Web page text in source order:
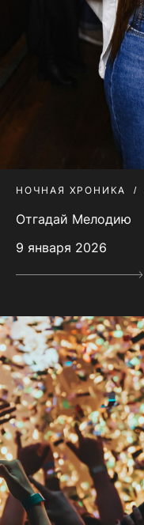
НОЧНАЯ ХРОНИКА
Отгадай Мелодию
9 января 2026